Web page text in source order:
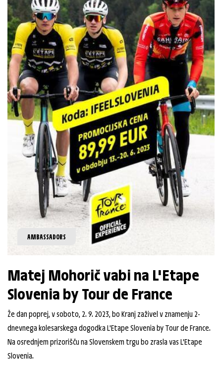
AMBASSADORS
Matej Mohorič vabi na L'Etape
Slovenia by Tour de France
Že dan poprej, v soboto, 2. 9. 2023, bo Kranj zaživel v znamenju 2-
dnevnega kolesarskega dogodka L'Etape Slovenia by Tour de France.
Na osrednjem prizorišču na Slovenskem trgu bo zrasla vas L'Etape
Slovenia.